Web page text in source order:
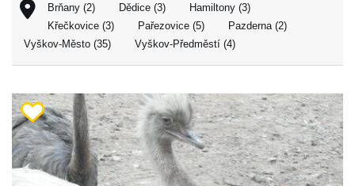
Brňany (2) Dědice (3)
Hamiltony (3)
Křečkovice (3)
Pařezovice (5)
Pazderna (2)
Vyškov-Město (35)
Vyškov-Předměstí (4)